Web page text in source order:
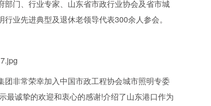
门、行业专家、山东省市政行业协会及省市城
业先进典型及退休老领导代表300余人参会。
非常荣幸加入中国市政工程协会城市照明专委
最诚挚的欢迎和衷心的感谢!介绍了山东港口作为